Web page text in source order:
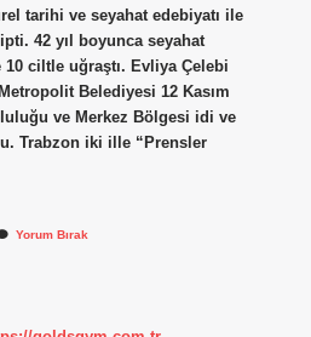
tarihi ve seyahat edebiyatı ile
42 yıl boyunca seyahat
ciltle uğraştı. Evliya Çelebi
Belediyesi 12 Kasım
ve Merkez Bölgesi idi ve
Trabzon iki ille “Prensler
Yorum Bırak